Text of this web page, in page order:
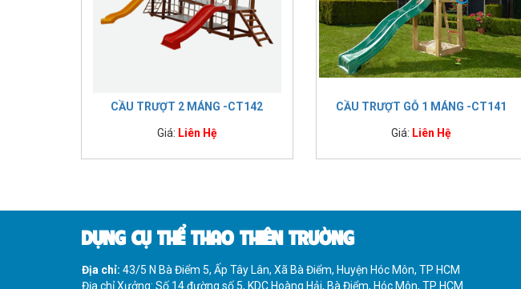
CẦU TRƯỢT 2 MÁNG -CT142
Giá: Liên Hệ
CẦU TRƯỢT GỖ 1 MÁNG -CT141
Giá: Liên Hệ
DỤNG CỤ THỂ THAO THIÊN TRƯỜNG
Địa chỉ: 43/5 N Bà Điểm 5, Ấp Tây Lân, Xã Bà Điểm, Huyện Hóc Môn, TP HCM
Địa chỉ Xưởng: Số 14 đường số 5, KDC Hoàng Hải, Bà Điểm, Hóc Môn, TP HCM